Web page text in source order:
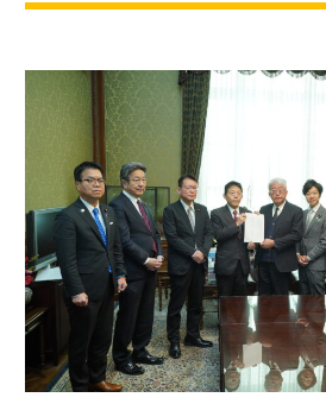
国民民主党学生部
二次創作ガイドライン （新しいタ
プライバシーポリシー
特定商取引法に基づく表記